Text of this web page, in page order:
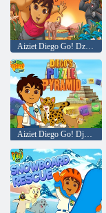
Aiziet Diego Go! Dzīvnieku glābšana
Aiziet Diego Go! Djego mīklu piramīda